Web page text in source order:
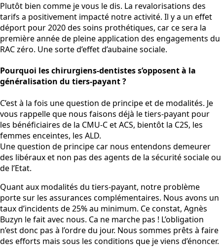
Plutôt bien comme je vous le dis. La revalorisations des
tarifs a positivement impacté notre activité. Il y a un effet
déport pour 2020 des soins prothétiques, car ce sera la
première année de pleine application des engagements du
RAC zéro. Une sorte d’effet d’aubaine sociale.
Pourquoi les chirurgiens-dentistes s’opposent à la
généralisation du tiers-payant ?
C’est à la fois une question de principe et de modalités. Je
vous rappelle que nous faisons déjà le tiers-payant pour
les bénéficiaires de la CMU-C et ACS, bientôt la C2S, les
femmes enceintes, les ALD.
Une question de principe car nous entendons demeurer
des libéraux et non pas des agents de la sécurité sociale ou
de l’Etat.
Quant aux modalités du tiers-payant, notre problème
porte sur les assurances complémentaires. Nous avons un
taux d’incidents de 25% au minimum. Ce constat, Agnès
Buzyn le fait avec nous. Ca ne marche pas ! L’obligation
n’est donc pas à l’ordre du jour. Nous sommes prêts à faire
des efforts mais sous les conditions que je viens d’énoncer.